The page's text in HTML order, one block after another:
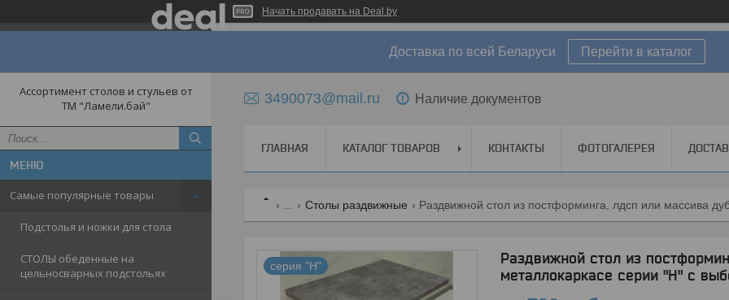
Начать продавать на Deal.by
Доставка по всей Беларуси Перейти в каталог
Ассортимент столов и стульев от
ТМ "Ламели.бай"
Самые популярные товары
Подстолья и ножки для стола
СТОЛЫ обеденные на
цельносварных подстольях
3490073@mail.ru Наличие документов
ГЛАВНАЯ КАТАЛОГ ТОВАРОВ КОНТАКТЫ ФОТОГАЛЕРЕЯ
Столы раздвижные Раздвижной стол из постформинга, лдсп или массива
серия "Н"
Раздвижной стол из
металлокаркасе серии "Н" с